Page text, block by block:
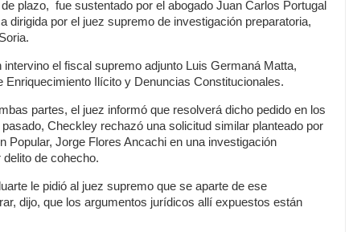
plazo, fue sustentado por el abogado Juan Carlos Portugal
dirigida por el juez supremo de investigación preparatoria,
intervino el fiscal supremo adjunto Luis Germaná Matta,
Enriquecimiento Ilícito y Denuncias Constitucionales.
partes, el juez informó que resolverá dicho pedido en los
Checkley rechazó una solicitud similar planteado por
Popular, Jorge Flores Ancachi en una investigación
de cohecho.
le pidió al juez supremo que se aparte de ese
dijo, que los argumentos jurídicos allí expuestos están